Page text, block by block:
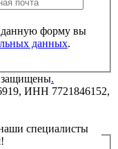
данную форму вы
данных.
защищены.
ИНН 7721846152,
специалисты